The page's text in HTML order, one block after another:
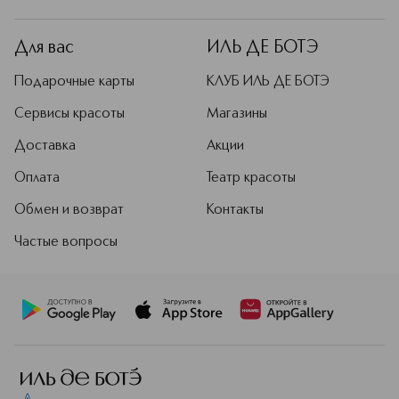
Для вас
Подарочные карты
Сервисы красоты
Доставка
Оплата
Обмен и возврат
Частые вопросы
ИЛЬ ДЕ БОТЭ
КЛУБ ИЛЬ ДЕ БОТЭ
Магазины
Акции
Театр красоты
Контакты